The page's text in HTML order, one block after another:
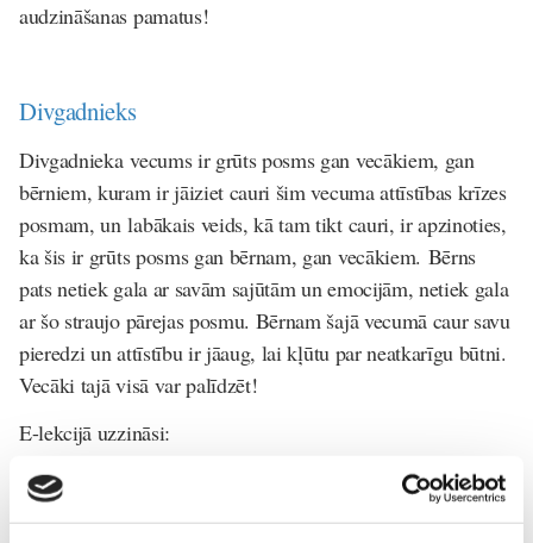
audzināšanas pamatus!
Divgadnieks
Divgadnieka vecums ir grūts posms gan vecākiem, gan
bērniem, kuram ir jāiziet cauri šim vecuma attīstības krīzes
posmam, un labākais veids, kā tam tikt cauri, ir apzinoties,
ka šis ir grūts posms gan bērnam, gan vecākiem. Bērns
pats netiek gala ar savām sajūtām un emocijām, netiek gala
ar šo straujo pārejas posmu. Bērnam šajā vecumā caur savu
pieredzi un attīstību ir jāaug, lai kļūtu par neatkarīgu būtni.
Vecāki tajā visā var palīdzēt!
E-lekcijā uzzināsi:
kas ir divgadnieku vecumposma attīstības svarīgās